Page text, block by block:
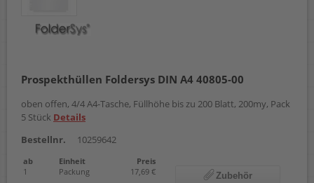
Prospekthüllen Foldersys DIN A4 40805-00
oben offen, 4/4 A4-Tasche, Füllhöhe bis zu 200 Blatt, 200my, Pack
5 Stück Details
Bestellnr.
10259642
ab Einheit
Preis
1
Packung 17,69 € Zubehör